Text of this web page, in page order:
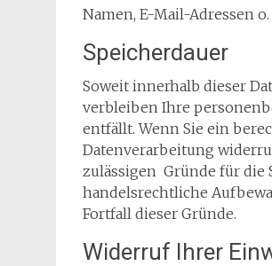
Namen, E-Mail-Adressen
Speicherdauer
Soweit innerhalb dieser
verbleiben Ihre
entfällt. Wenn Sie ein
Datenverarbeitung
zulässigen Gründe für die
handelsrechtliche
Fortfall dieser Gründe.
Widerruf Ihrer